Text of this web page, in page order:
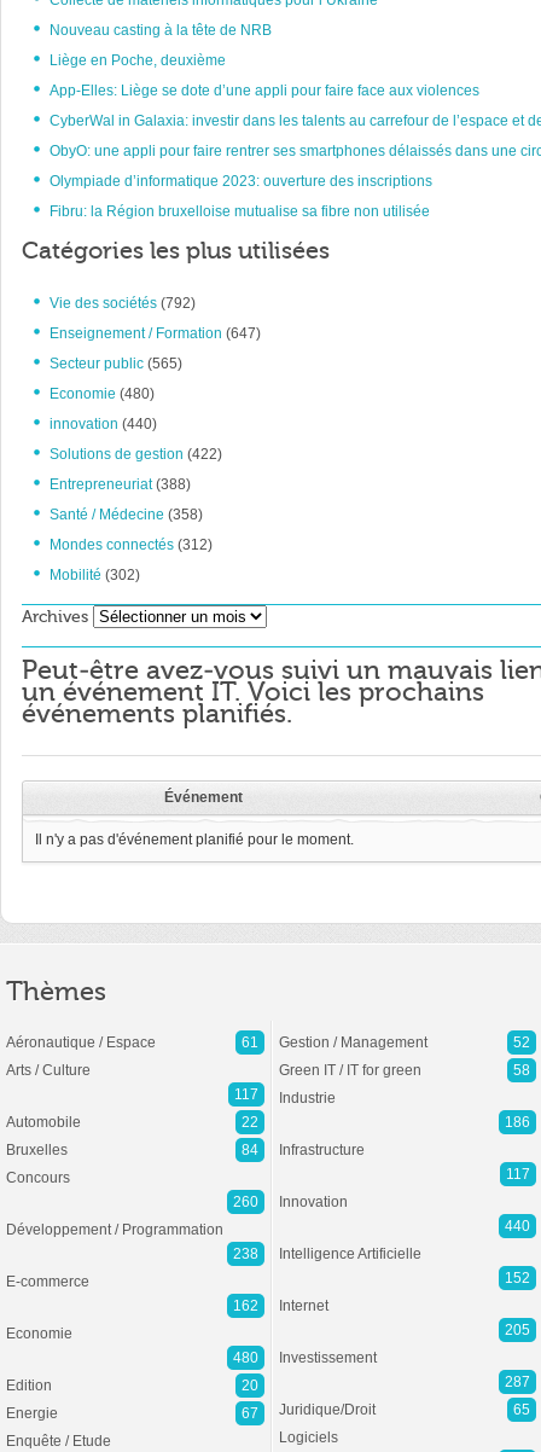
Nouveau casting à la tête de NRB
Liège en Poche, deuxième
App-Elles: Liège se dote d’une appli pour faire face aux violences
CyberWal in Galaxia: investir dans les talents au carrefour de l’espace et
ObyO: une appli pour faire rentrer ses smartphones délaissés dans une
Olympiade d’informatique 2023: ouverture des inscriptions
Fibru: la Région bruxelloise mutualise sa fibre non utilisée
Catégories les plus utilisées
Vie des sociétés (792)
Enseignement / Formation (647)
Secteur public (565)
Economie (480)
innovation (440)
Solutions de gestion (422)
Entrepreneuriat(388)
Santé / Médecine (358)
Mondes connectés (312)
Mobilité (302)
Archives Archives
Peut-être avez-vous suivi un mauvais
un événement IT. Voici les prochains
événements planifiés.
Événement
Il n'y a pas d'événement planifié pour le moment.
Thèmes
Aéronautique / Espace
61
Arts / Culture
117
Automobile
22
Bruxelles
84
Concours
260
Développement / Programmation
238
E-commerce
162
Economie
480
Edition
20
Energie
67
Enquête / Etude
Gestion / Management
52
Green IT / IT for green
58
Industrie
186
Infrastructure
117
Innovation
440
Intelligence Artificielle
152
Internet
205
Investissement
287
Juridique/Droit
65
Logiciels